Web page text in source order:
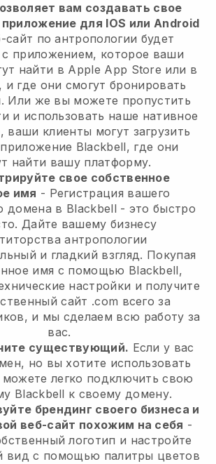
вам создавать свое
для IOS или Android
по антропологии будет
приложением, которое ваши
найти в Apple App Store или в
и где они смогут бронировать
Или же вы можете пропустить
и использовать наше нативное
ваши клиенты могут загрузить
Blackbell, где они
найти вашу платформу.
свое собственное
имя - Регистрация вашего
домена в Blackbell - это быстро
Дайте вашему бизнесу
антропологии
и гладкий взгляд. Покупая
имя с помощью Blackbell,
настройки и получите
сайт .com всего за
и мы сделаем всю работу за
вас.
существующий. Если у вас
но вы хотите использовать
легко подключить свою
Blackbell к своему домену.
брендинг своего бизнеса и
веб-сайт похожим на себя -
логотип и настройте
вид с помощью палитры цветов